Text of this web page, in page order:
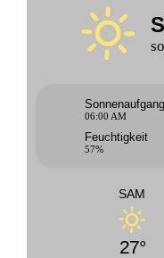
Sonnenaufgang
06:00 AM
Feuchtigkeit
57%
SAM
27°